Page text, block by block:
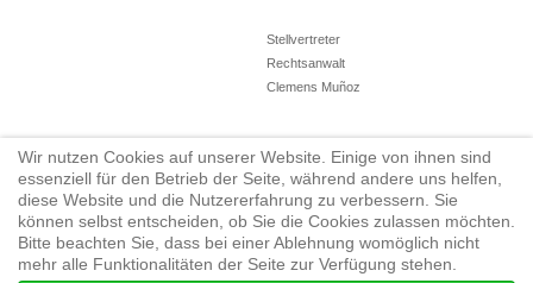
Stellvertreter
Rechtsanwalt
Clemens Muñoz
Eingetragener Verein
Amtsgericht Konstanz
Geschäftsführerin
Rechtsanwältin
Tel.: 07531/12784710
Fax: 07731/950922
vorstand@anwaltsverein-konstanz.de
www.anwaltverein-konstanz.de
Wir nutzen Cookies auf unserer Website. Einige von ihnen sind
essenziell für den Betrieb der Seite, während andere uns helfen,
diese Website und die Nutzererfahrung zu verbessern. Sie
können selbst entscheiden, ob Sie die Cookies zulassen möchten.
Bitte beachten Sie, dass bei einer Ablehnung womöglich nicht
mehr alle Funktionalitäten der Seite zur Verfügung stehen.